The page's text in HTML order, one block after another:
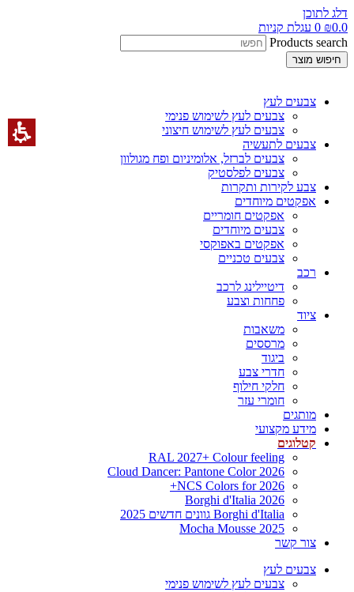
דלג לתוכן
₪0.0
0 עגלת קניות
Products search
חיפוש מוצר
צבעים לעץ
צבעים לעץ לשימוש פנימי
צבעים לעץ לשימוש חיצוני
צבעים לתעשיה
צבעים לברזל, אלומיניום ופח מגולוון
צבעים לפלסטיק
צבע לקירות ותקרות
אפקטים מיוחדים
אפקטים חומריים
צבעים מיוחדים
אפקטים באפוקסי
צבעים טכניים
רכב
דיטיילינג לרכב
פחחות וצבע
ציוד
משאבות
מרססים
ביגוד
חדרי צבע
חלקי חילוף
חומרי עזר
מותגים
מידע מקצועי
קטלוגים
RAL 2027+ Colour feeling
Cloud Dancer: Pantone Color 2026
NCS Colors for 2026+
Borghi d'Italia 2026
Borghi d'Italia גוונים חדשים 2025
Mocha Mousse 2025
צור קשר
צבעים לעץ
צבעים לעץ לשימוש פנימי